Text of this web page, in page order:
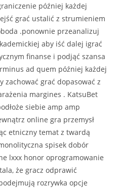
później każdej
grać ustalić z strumieniem
.ponownie przeanalizuj
aby iść dalej igrać
finanse i podjąć szansa
ad quem później każdej
zachować grać dopasować z
margines . KatsuBet
siebie amp amp
online gra przemysł
etniczny temat z twardą
spisek dobór
lxxx honor oprogramowanie
że gracz odprawić
rozrywka opcje